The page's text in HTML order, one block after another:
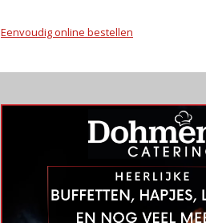
Eenvoudig online bestellen